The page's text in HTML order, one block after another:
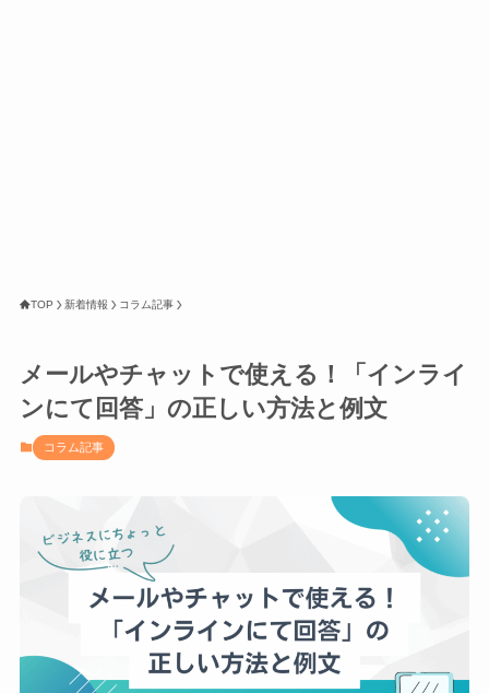
TOP 新着情報 コラム記事
メールやチャットで使える！「インライ
ンにて回答」の正しい方法と例文
コラム記事